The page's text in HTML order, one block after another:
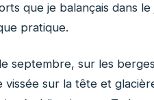
que je balançais dans
pratique.
septembre, sur les
vissée sur la tête et